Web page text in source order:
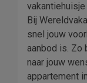
Bij
snel jouw
aanbod is. Zo
naar jouw
appartement in